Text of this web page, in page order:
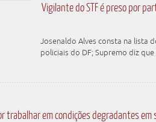
Vigilante do STF é preso por
Josenaldo Alves consta na lista
policiais do DF; Supremo diz que
trabalhar em condições degradantes em